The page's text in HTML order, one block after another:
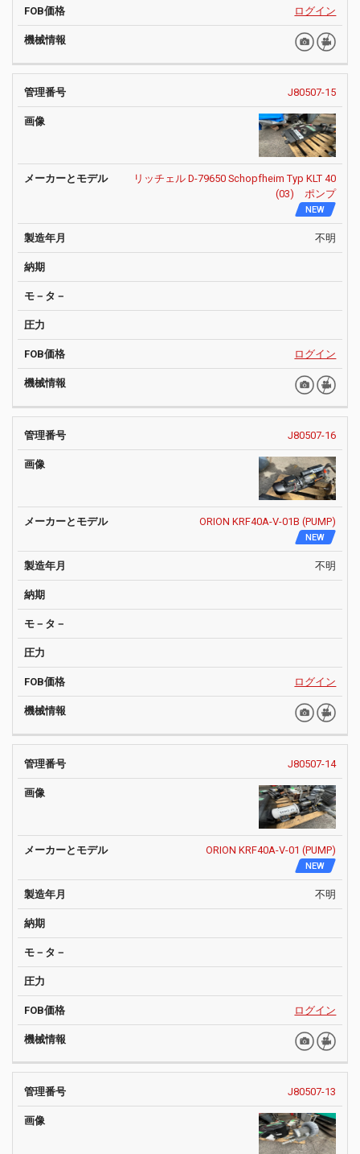
ログイン
J80507-15
リッチェル D-79650 Schopfheim Typ KLT 40
(03) ポンプ
NEW
不明
ログイン
J80507-16
ORION KRF40A-V-01B (PUMP)
NEW
不明
ログイン
J80507-14
ORION KRF40A-V-01 (PUMP)
NEW
不明
ログイン
J80507-13